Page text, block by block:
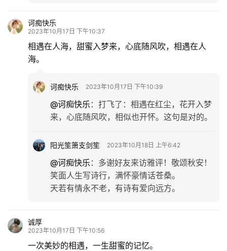
诃痴快乐
2023年10月17日 下午10:37
相遇在人海，甜蜜入梦来，心底随风吹，相遇在人
海。
诃痴快乐 2023年10月17日 下午10:39
@诃痴快乐 ： 打飞了：相遇在红尘，花开入梦
来，心底随风吹，相似也开怀。这句是对的。
阳光笙箫支剑笙 2023年10月18日 上午6:42
@诃痴快乐 ： 多谢好友来访雅评！敬颂秋安！
笑面人生写诗行，满怀豪情话苍桑。
天若有情永不老，有诗有爱向远方。
诚厚
2023年10月17日 下午10:56
一次美妙的相遇，一生甜蜜的记忆。